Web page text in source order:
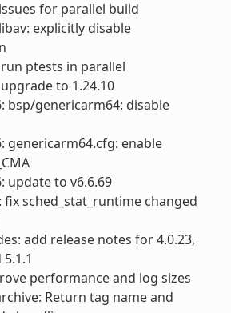
for parallel build
explicitly disable
ptests in parallel
to 1.24.10
bsp/genericarm64: disable
genericarm64.cfg: enable
update to v6.6.69
sched_stat_runtime changed
add release notes for 4.0.23,
performance and log sizes
Return tag name and